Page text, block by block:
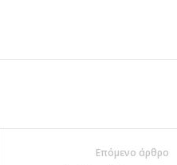
Επόμενο άρθρο